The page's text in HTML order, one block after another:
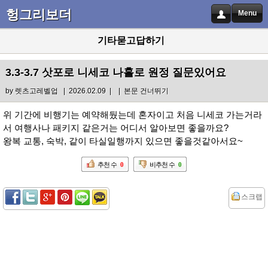
헝그리보더 Menu
기타묻고답하기
3.3-3.7 삿포로 니세코 나홀로 원정 질문있어요
by 렛츠고레벨업 | 2026.02.09 | | 본문 건너뛰기
위 기간에 비행기는 예약해뒀는데 혼자이고 처음 니세코 가는거라
서 여행사나 패키지 같은거는 어디서 알아보면 좋을까요?
왕복 교통, 숙박, 같이 타실일행까지 있으면 좋을것같아서요~
추천 수 0 비추천 수 0
스크랩